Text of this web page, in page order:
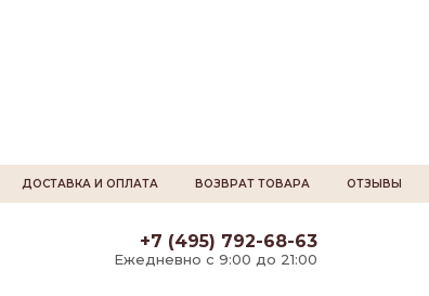
ДОСТАВКА И ОПЛАТА ВОЗВРАТ ТОВАРА ОТЗЫВЫ
+7 (495) 792-68-63
Ежедневно с 9:00 до 21:00